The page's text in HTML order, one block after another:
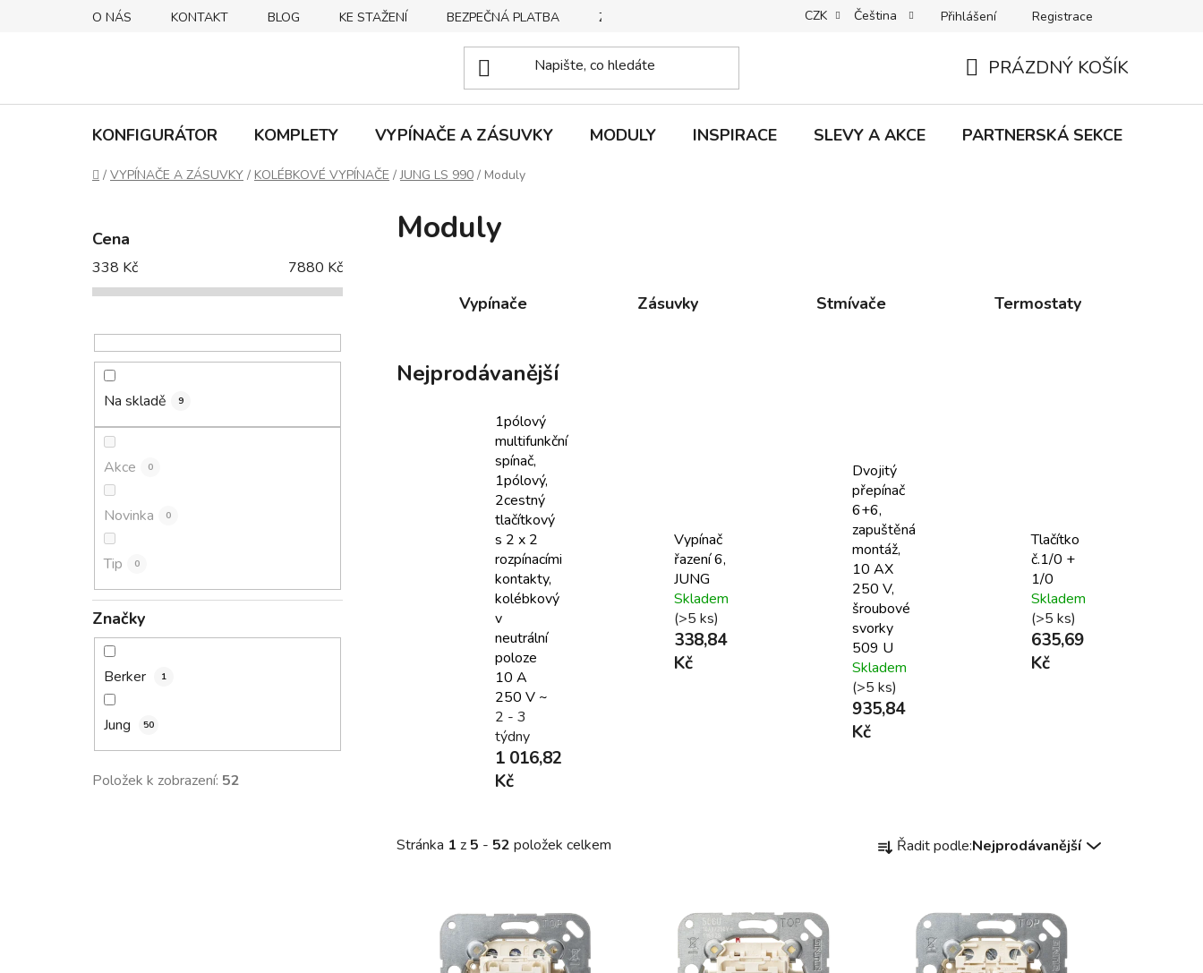
O NÁS KONTAKT BLOG KE STAŽENÍ BEZPEČNÁ PLATBA ZPŮSOBY DORUČENÍ REKLAMACE | VRÁCENÍ | VÝMĚNA ZBOŽÍ B2C VŠEOBECNÉ
CZK Čeština Přihlášení Registrace
KOŠÍK
PRÁZDNÝ KOŠÍK
KONFIGURÁTOR KOMPLETY VYPÍNAČE A ZÁSUVKY MODULY INSPIRACE SLEVY A AKCE PARTNERSKÁ SEKCE
Domů
/ VYPÍNAČE A ZÁSUVKY / KOLÉBKOVÉ VYPÍNAČE / JUNG LS 990 / Moduly
Cena
338 Kč 7880 Kč
Na skladě 9
Akce 0
Novinka 0
Tip 0
Značky
Berker 1
Jung 50
Položek k zobrazení: 52
Moduly
Vypínače Zásuvky Stmívače Termostaty
Nejprodávanější
1pólový
multifunkční
spínač,
1pólový,
2cestný
tlačítkový
s 2 x 2
rozpínacími
kontakty,
kolébkový
v
neutrální
poloze
10 A
250 V ~
2 - 3
týdny
1 016,82
Kč
Vypínač
řazení 6,
JUNG
Skladem
(>5 ks)
338,84
Kč
Dvojitý
přepínač
6+6,
zapuštěná
montáž,
10 AX
250 V,
šroubové
svorky
509 U
Skladem
(>5 ks)
935,84
Kč
Tlačítko
č.1/0 +
1/0
Skladem
(>5 ks)
635,69
Kč
Stránka 1 z 5 - 52 položek celkem
a Řadit podle:Nejprodávanější